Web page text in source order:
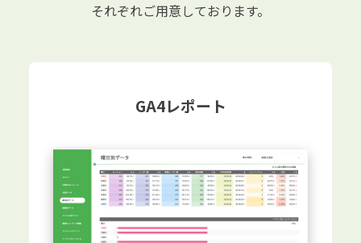
それぞれご用意しております。
GA4レポート